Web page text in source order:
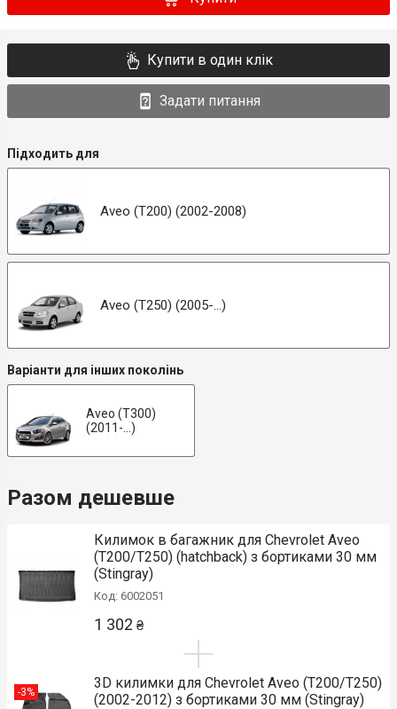
Купити в один клік
Задати питання
Підходить для
Aveo (T200) (2002-2008)
Aveo (T250) (2005-...)
Варіанти для інших поколінь
Aveo (T300)
(2011-...)
Разом дешевше
Килимок в багажник для Chevrolet Aveo
(T200/T250) (hatchback) з бортиками 30 мм
(Stingray)
Код: 6002051
1 302 ₴
-3%
3D килимки для Chevrolet Aveo (T200/T250)
(2002-2012) з бортиками 30 мм (Stingray)